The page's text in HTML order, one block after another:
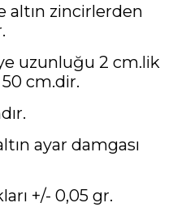
altın zincirlerden
uzunluğu 2 cm.lik
cm.dir.
ayar damgası
+/- 0,05 gr.